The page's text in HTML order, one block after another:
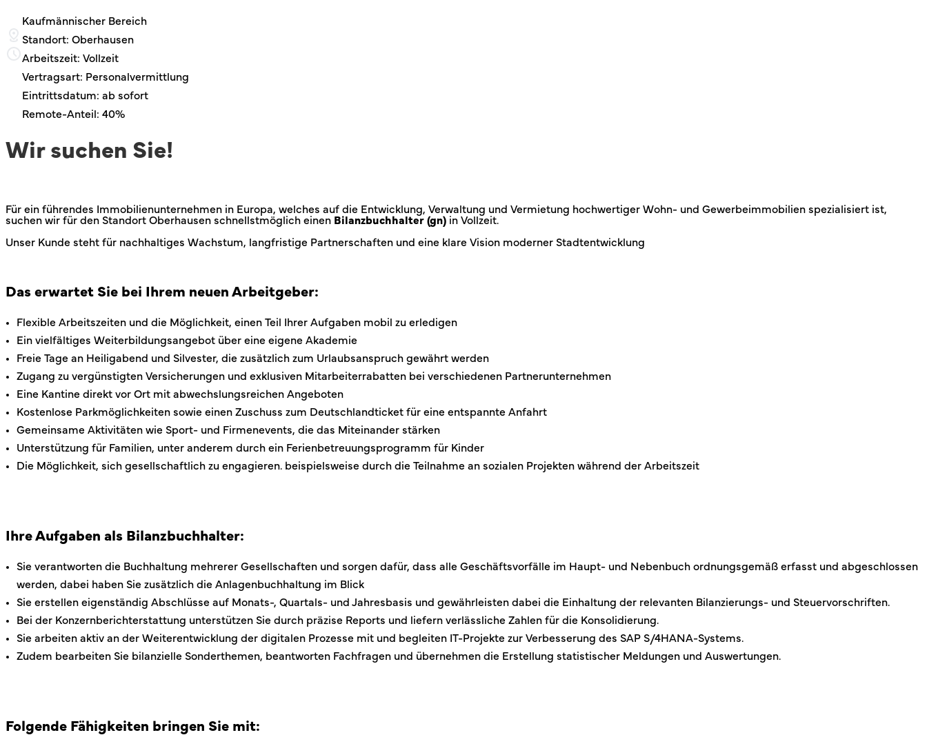
Kaufmännischer Bereich
Standort: Oberhausen
Arbeitszeit: Vollzeit
Vertragsart: Personalvermittlung
Eintrittsdatum: ab sofort
Remote-Anteil: 40%
Wir suchen Sie!
Für ein führendes Immobilienunternehmen in Europa, welches auf die Entwicklung, Verwaltung und Vermietung hochwertiger Wohn- und Gewerbeimmobilien spezialisiert ist,
suchen wir für den Standort Oberhausen schnellstmöglich einen Bilanzbuchhalter (gn) in Vollzeit.
Unser Kunde steht für nachhaltiges Wachstum, langfristige Partnerschaften und eine klare Vision moderner Stadtentwicklung
Das erwartet Sie bei Ihrem neuen Arbeitgeber:
Flexible Arbeitszeiten und die Möglichkeit, einen Teil Ihrer Aufgaben mobil zu erledigen
Ein vielfältiges Weiterbildungsangebot über eine eigene Akademie
Freie Tage an Heiligabend und Silvester, die zusätzlich zum Urlaubsanspruch gewährt werden
Zugang zu vergünstigten Versicherungen und exklusiven Mitarbeiterrabatten bei verschiedenen Partnerunternehmen
Eine Kantine direkt vor Ort mit abwechslungsreichen Angeboten
Kostenlose Parkmöglichkeiten sowie einen Zuschuss zum Deutschlandticket für eine entspannte Anfahrt
Gemeinsame Aktivitäten wie Sport- und Firmenevents, die das Miteinander stärken
Unterstützung für Familien, unter anderem durch ein Ferienbetreuungsprogramm für Kinder
Die Möglichkeit, sich gesellschaftlich zu engagieren. beispielsweise durch die Teilnahme an sozialen Projekten während der Arbeitszeit
Ihre Aufgaben als Bilanzbuchhalter:
Sie verantworten die Buchhaltung mehrerer Gesellschaften und sorgen dafür, dass alle Geschäftsvorfälle im Haupt- und Nebenbuch ordnungsgemäß erfasst und abgeschlossen
werden, dabei haben Sie zusätzlich die Anlagenbuchhaltung im Blick
Sie erstellen eigenständig Abschlüsse auf Monats-, Quartals- und Jahresbasis und gewährleisten dabei die Einhaltung der relevanten Bilanzierungs- und Steuervorschriften.
Bei der Konzernberichterstattung unterstützen Sie durch präzise Reports und liefern verlässliche Zahlen für die Konsolidierung.
Sie arbeiten aktiv an der Weiterentwicklung der digitalen Prozesse mit und begleiten IT-Projekte zur Verbesserung des SAP S/4HANA-Systems.
Zudem bearbeiten Sie bilanzielle Sonderthemen, beantworten Fachfragen und übernehmen die Erstellung statistischer Meldungen und Auswertungen.
Folgende Fähigkeiten bringen Sie mit: